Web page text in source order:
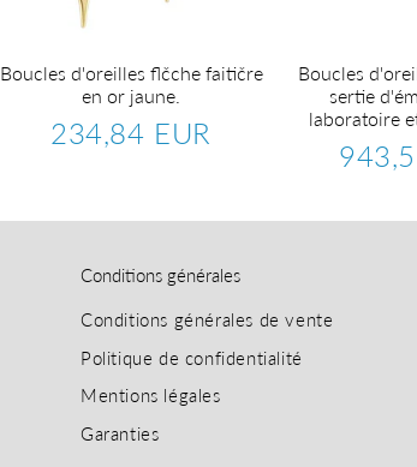
Boucles d'oreilles flčche faitičre
en or jaune.
Prix
234,84 EUR
Boucles
sertie
laboratoire
Prix
Conditions générales
Conditions générales de vente
Politique de confidentialité
Mentions légales
Garanties